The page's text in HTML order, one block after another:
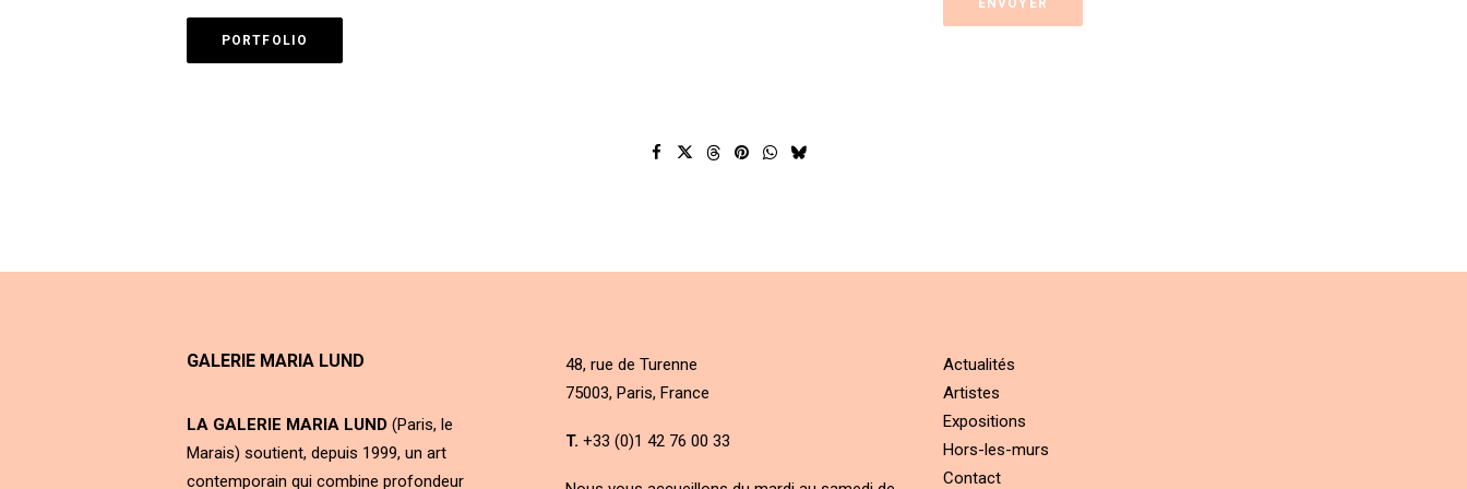
PORTFOLIO
GALERIE MARIA LUND
LA GALERIE MARIA LUND (Paris, le
Marais) soutient, depuis 1999, un art
contemporain qui combine profondeur
48, rue de Turenne
75003, Paris, France
T. +33 (0)1 42 76 00 33
Actualités
Artistes
Expositions
Hors-les-murs
Contact